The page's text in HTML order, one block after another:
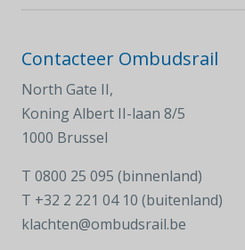
Contacteer Ombudsrail
North Gate II,
Koning Albert II-laan 8/5
1000 Brussel
T 0800 25 095 (binnenland)
T +32 2 221 04 10 (buitenland)
klachten@ombudsrail.be